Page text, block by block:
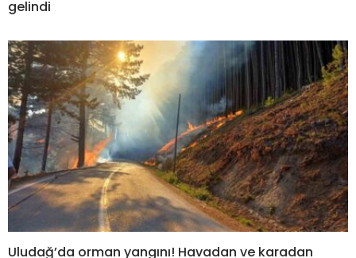
gelindi
Uludağ’da orman yangını! Havadan ve karadan